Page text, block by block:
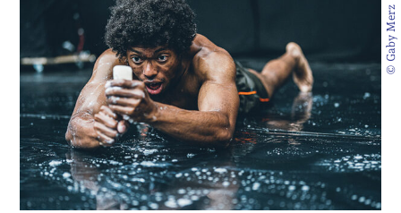
© Gaby Merz